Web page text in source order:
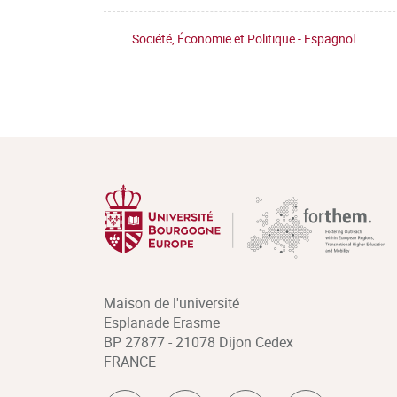
Société, Économie et Politique - Espagnol
Maison de l'université
Esplanade Erasme
BP 27877 - 21078 Dijon Cedex
FRANCE